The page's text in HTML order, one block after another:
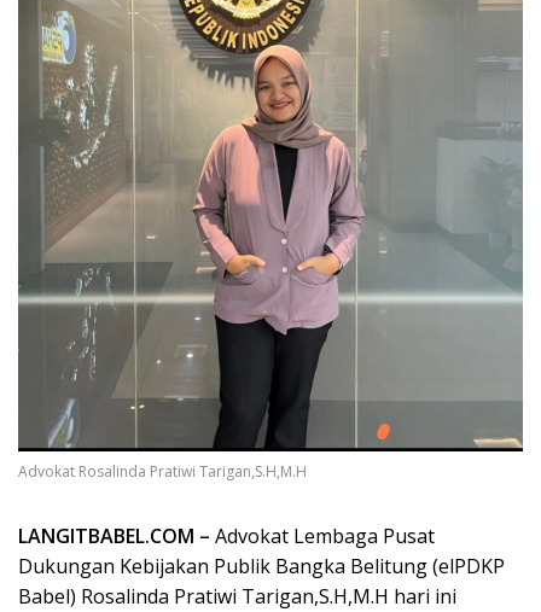
Advokat Rosalinda Pratiwi Tarigan,S.H,M.H
LANGITBABEL.COM – Advokat Lembaga Pusat
Dukungan Kebijakan Publik Bangka Belitung (elPDKP
Babel) Rosalinda Pratiwi Tarigan,S.H,M.H hari ini